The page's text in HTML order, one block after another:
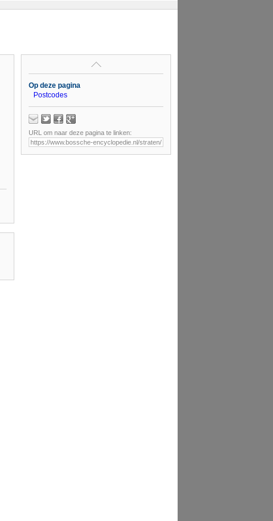
Op deze pagina
Postcodes
URL om naar deze pagina te linken: